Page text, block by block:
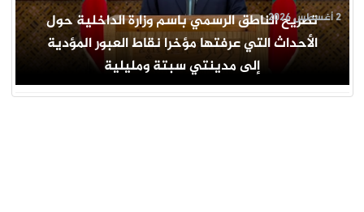
تصريح الناطق الرسمي باسم وزارة الداخلية حول
الأحداث التي عرفتها مؤخرا نقاط العبور المؤدية
إلى مدينتي سبتة ومليلية
2 أغسطس 2026
جار التحميل ...